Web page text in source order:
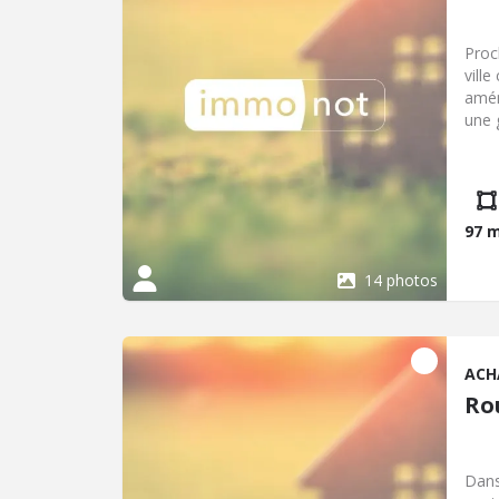
14 photos
ville
une
97
Dans un